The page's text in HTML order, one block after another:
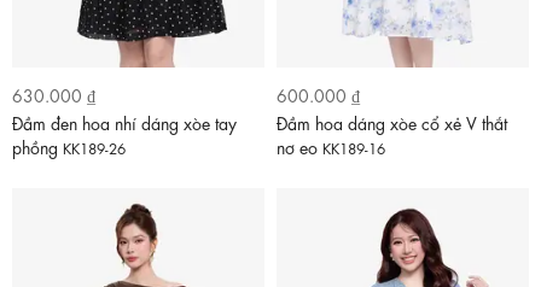
630.000 ₫
Đầm đen hoa nhí dáng xòe tay
phồng KK189-26
600.000 ₫
Đầm hoa dáng xòe cổ xẻ V thắt
nơ eo KK189-16